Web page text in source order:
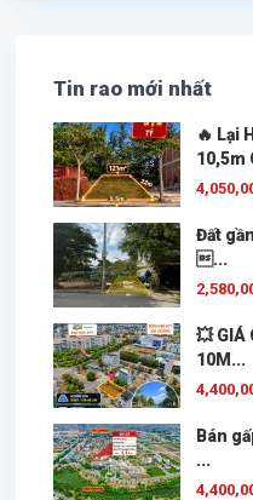
Tin rao mới nhất
🔥 Lại
10,5m
Đất
...
💥 GIÁ
10M...
Bán
...